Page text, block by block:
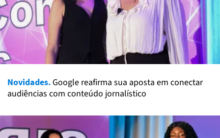
Novidades. Google reafirma sua aposta em conectar
audiências com conteúdo jornalístico